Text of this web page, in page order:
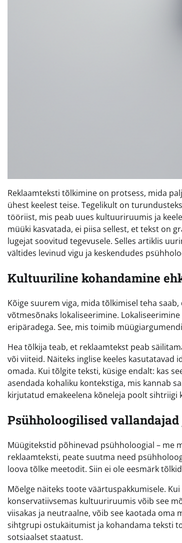
Reklaamteksti tõlkimine on protsess, mida
ühest keelest teise. Tegelikult on
tööriist, mis peab uues kultuuriruumis ja
müüki kasvatada, ei piisa sellest, et tekst on
lugejat soovitud tegevusele. Selles artiklis
vältides levinud vigu ja keskendudes
Kultuuriline kohandamine
Kõige suurem viga, mida tõlkimisel teha
võtmesõnaks lokaliseerimine.
eripäradega. See, mis toimib
Hea tõlkija teab, et reklaamtekst peab
või viiteid. Näiteks inglise keeles
omada. Kui tõlgite teksti, küsige endalt: kas
asendada kohaliku kontekstiga, mis kannab
kirjutatud emakeelena kõneleja poolt sihtriigi
Psühholoogilised
Müügitekstid põhinevad psühholoogial – me
reklaamteksti, peate suutma need
loova tõlke meetodit. Siin ei ole eesmärk
Mõelge näiteks toote väärtuspakkumisele.
konservatiivsemas kultuuriruumis võib see
viisakas ja neutraalne, võib see kaotada
sihtgrupi ostukäitumist ja kohandama teksti
sotsiaalset staatust.